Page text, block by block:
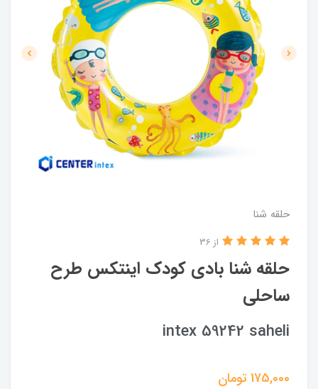
حلقه شنا
حلقه شنا بادی کودک اینتکس طرح
ساحلی
از 36
intex 59242 saheli
175,000تومان